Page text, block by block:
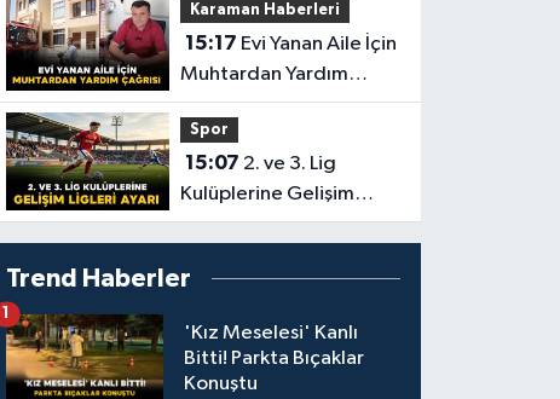
Karaman Haberleri
15:17
Muhtardan Yardım
Çağrısı
Spor
15:07
Kulüplerine Gelişim
Ligleri Ayarı
Trend Haberler
'Kız Meselesi' Kanlı
Bitti! Parkta Bıçaklar
Konuştu
1